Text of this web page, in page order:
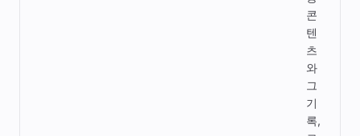
콘
텐
츠
와
그
기
록,